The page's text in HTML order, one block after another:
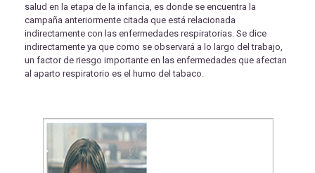
salud en la etapa de la infancia, es donde se encuentra la
campaña anteriormente citada que está relacionada
indirectamente con las enfermedades respiratorias. Se dice
indirectamente ya que como se observará a lo largo del trabajo,
un factor de riesgo importante en las enfermedades que afectan
al aparto respiratorio es el humo del tabaco.